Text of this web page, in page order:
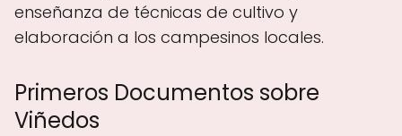
enseñanza de técnicas de cultivo y
elaboración a los campesinos locales.
Primeros Documentos sobre
Viñedos